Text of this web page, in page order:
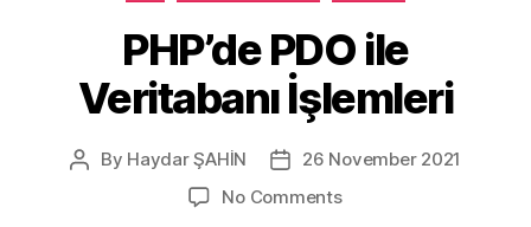
PHP’de PDO ile
Veritabanı İşlemleri
Post
By Haydar ŞAHİN
Post26 November 2021
No Commentson